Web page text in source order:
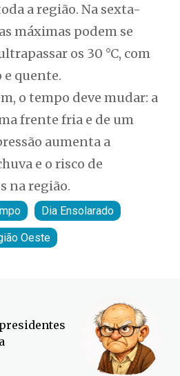
a região. Na sexta-
máximas podem se
os 30 °C, com
quente.
o tempo deve mudar: a
frente fria e de um
aumenta a
e o risco de
na região.
Dia Ensolarado
Oeste
lança campanha
em SC